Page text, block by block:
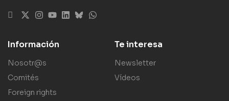
Información
Nosotr@s
Comités
Foreign rights
Te interesa
Newsletter
Vídeos